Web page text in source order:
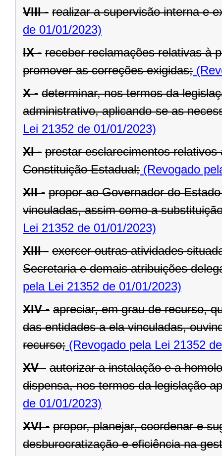
VIII - realizar a supervisão interna e
de 01/01/2023)
IX - receber reclamações relativas à
promover as correções exigidas;
X - determinar, nos termos da
administrativo, aplicando-se as
Lei 21352 de 01/01/2023)
XI - prestar esclarecimentos
Constituição Estadual; (Revogado
XII - propor ao Governador do
vinculadas, assim como a
Lei 21352 de 01/01/2023)
XIII - exercer outras atividades
Secretaria e demais atribuições
pela Lei 21352 de 01/01/2023)
XIV - apreciar, em grau de recurso,
das entidades a ela vinculadas,
recurso; (Revogado pela Lei 21352
XV - autorizar a instalação e a
dispensa, nos termos da legislação
de 01/01/2023)
XVI - propor, planejar, coordenar e
desburocratização e eficiência na